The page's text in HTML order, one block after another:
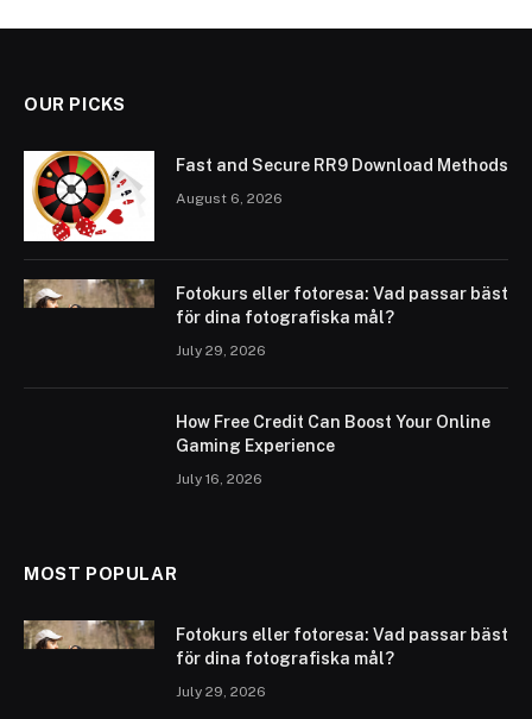
OUR PICKS
Fast and Secure RR9 Download Methods
August 6, 2026
Fotokurs eller fotoresa: Vad passar bäst
för dina fotografiska mål?
July 29, 2026
How Free Credit Can Boost Your Online
Gaming Experience
July 16, 2026
MOST POPULAR
Fotokurs eller fotoresa: Vad passar bäst
för dina fotografiska mål?
July 29, 2026